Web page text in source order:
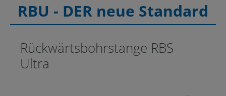
RBU - DER neue Standard
Rückwärtsbohrstange RBS-
Ultra